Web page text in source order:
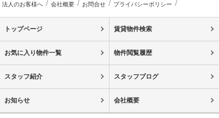
法人のお客様へ
会社概要 お問合せ プライバシーポリシー
トップページ 賃貸物件検索
お気に入り物件一覧 物件閲覧履歴
スタッフ紹介 スタッフブログ
お知らせ 会社概要